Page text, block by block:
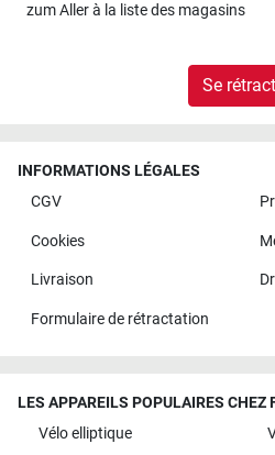
zumAller à la liste des magasins
Se
INFORMATIONS LÉGALES
CGV
Cookies
Livraison
Formulaire de rétractation
LES APPAREILS POPULAIRES CHEZ
Vélo elliptique